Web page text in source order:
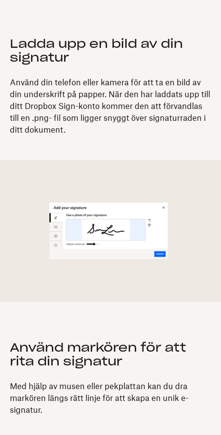
Ladda upp en bild av din
signatur
Använd din telefon eller kamera för att ta en bild av
din underskrift på papper. När den har laddats upp till
ditt Dropbox Sign-konto kommer den att förvandlas
till en .png- fil som ligger snyggt över signaturraden i
ditt dokument.
Använd markören för att
rita din signatur
Med hjälp av musen eller pekplattan kan du dra
markören längs rätt linje för att skapa en unik e-
signatur.